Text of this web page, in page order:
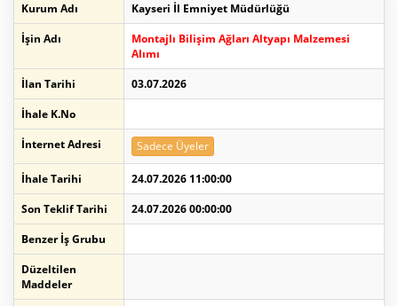
Kurum Adı
Kayseri İl Emniyet Müdürlüğü
İşin Adı
Montajlı Bilişim Ağları Altyapı Malzemesi
Alımı
İlan Tarihi
03.07.2026
İhale K.No
İnternet Adresi
Sadece Üyeler
İhale Tarihi
24.07.2026 11:00:00
Son Teklif Tarihi
24.07.2026 00:00:00
Benzer İş Grubu
Düzeltilen
Maddeler